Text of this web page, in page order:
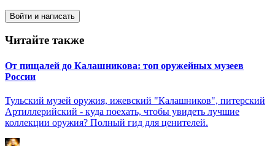
Войти и написать
Читайте также
От пищалей до Калашникова: топ оружейных музеев
России
Тульский музей оружия, ижевский "Калашников", питерский
Артиллерийский - куда поехать, чтобы увидеть лучшие
коллекции оружия? Полный гид для ценителей.